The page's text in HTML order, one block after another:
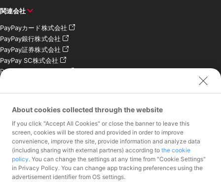
関連会社
PayPayカード株式会社
PayPay銀行株式会社
PayPay証券株式会社
PayPay SC株式会社
PayPay India Pvt. Ltd.
会社
お問い合わせ
加盟店様専用お問い合わ
報道関係者様専用お問い
合わせ
株主・投資家様専用お問
About cookies collected through the website
If you click "Accept All Cookies" or close the banner to leave this
screen, cookies will be stored and provided in order to improve
convenience, improve the site, provide information and analyze data
(including sharing with external partners) according to the cookie
policy. You can change the settings at any time from "Cookie Settings"
in Privacy Policy. You can change app tracking preferences using the
advertisement identifier from OS settings.